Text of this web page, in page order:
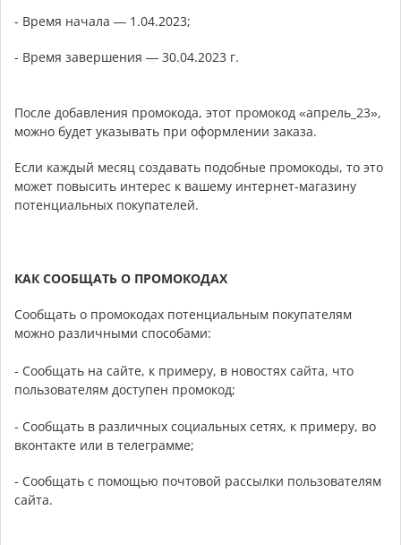
- Время начала — 1.04.2023;
- Время завершения — 30.04.2023 г.
После добавления промокода, этот промокод «апрель_23»,
можно будет указывать при оформлении заказа.
Если каждый месяц создавать подобные промокоды, то это
может повысить интерес к вашему интернет-магазину
потенциальных покупателей.
КАК СООБЩАТЬ О ПРОМОКОДАХ
Сообщать о промокодах потенциальным покупателям
можно различными способами:
- Сообщать на сайте, к примеру, в новостях сайта, что
пользователям доступен промокод;
- Сообщать в различных социальных сетях, к примеру, во
вконтакте или в телеграмме;
- Сообщать с помощью почтовой рассылки пользователям
сайта.